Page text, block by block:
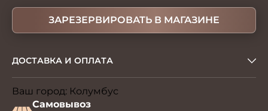
ЗАРЕЗЕРВИРОВАТЬ В МАГАЗИНЕ
ДОСТАВКА И ОПЛАТА
Ваш город: Колумбус
Самовывоз